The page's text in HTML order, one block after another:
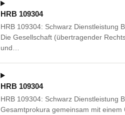
HRB 109304
HRB 109304: Schwarz Dienstleistung
Die Gesellschaft (übertragender
und…
HRB 109304
HRB 109304: Schwarz Dienstleistung
Gesamtprokura gemeinsam mit